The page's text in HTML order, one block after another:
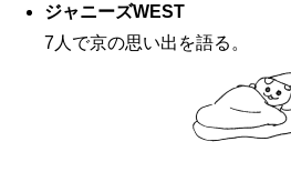
ジャニーズWEST
7人で京の思い出を語る。